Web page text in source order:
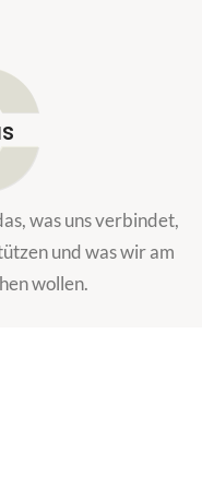
was uns verbindet,
und was wir am
wollen.